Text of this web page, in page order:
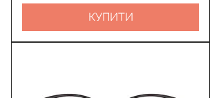
КУПИТИ